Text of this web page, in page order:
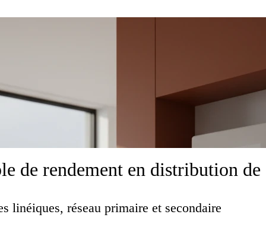
de rendement en distribution
linéiques, réseau primaire et secondaire